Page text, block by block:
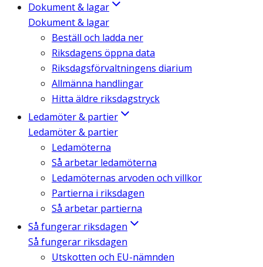
Dokument & lagar
Dokument & lagar
Beställ och ladda ner
Riksdagens öppna data
Riksdagsförvaltningens diarium
Allmänna handlingar
Hitta äldre riksdagstryck
Ledamöter & partier
Ledamöter & partier
Ledamöterna
Så arbetar ledamöterna
Ledamöternas arvoden och villkor
Partierna i riksdagen
Så arbetar partierna
Så fungerar riksdagen
Så fungerar riksdagen
Utskotten och EU-nämnden